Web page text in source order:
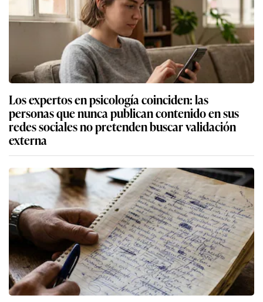
Los expertos en psicología coinciden: las
personas que nunca publican contenido en sus
redes sociales no pretenden buscar validación
externa